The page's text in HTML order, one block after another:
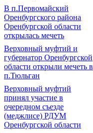
В п.Первомайский
Оренбургского района
Оренбургской области
открылась мечеть
Верховный муфтий и
губернатор Оренбургской
области открыли мечеть в
п.Тюльган
Верховный муфтий
принял участие в
очередном съезде
(меджлисе) РДУМ
Оренбургской области